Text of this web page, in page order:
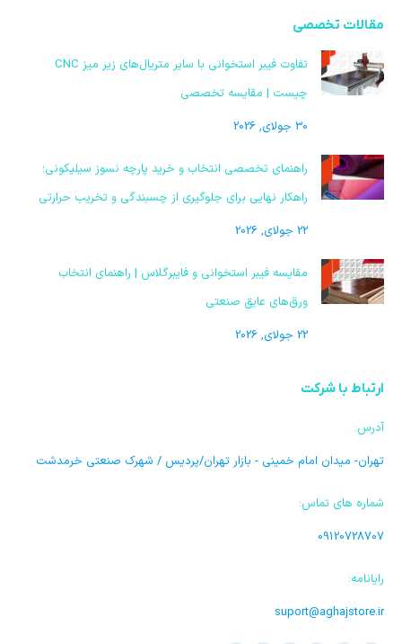
مقالات تخصصی
تفاوت فیبر استخوانی با سایر متریال‌های زیر میز CNC
چیست | مقایسه تخصصی
30 جولای, 2026
راهنمای تخصصی انتخاب و خرید پارچه نسوز سیلیکونی؛
راهکار نهایی برای جلوگیری از چسبندگی و تخریب حرارتی
22 جولای, 2026
مقایسه فیبر استخوانی و فایبرگلاس | راهنمای انتخاب
ورق‌های عایق صنعتی
22 جولای, 2026
ارتباط با شرکت
آدرس:
تهران- میدان امام خمینی - بازار تهران/پردیس / شهرک صنعتی خرمدشت
شماره های تماس:
09120728707
رایانامه:
suport@aghajstore.ir